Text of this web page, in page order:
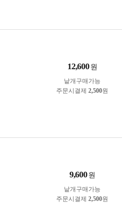
12,600 원
낱개구매가능
주문시결제 2,500원
9,600 원
낱개구매가능
주문시결제 2,500원